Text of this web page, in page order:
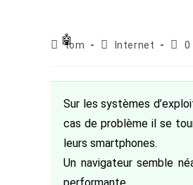
Auteur/autrice
publication :
tom
PostInternet 0
Sur les systèmes
cas de problème il se
leurs smartphones.
Un navigateur semble